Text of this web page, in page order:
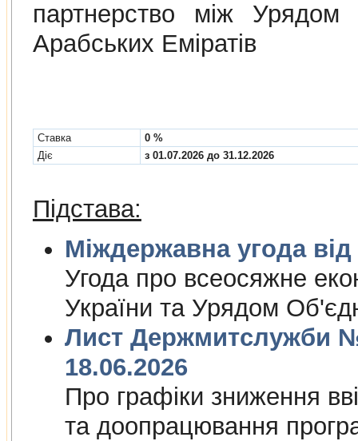
партнерство між
Арабських Еміратів
Cтавка
0 %
Діє
з 01.07.2026 до 31.12.2026
Підстава:
Угода про всеосяжне
України та Урядом
Лист Держмитслужби №
18.06.2026
Про графiки зниження
та доопрацювання